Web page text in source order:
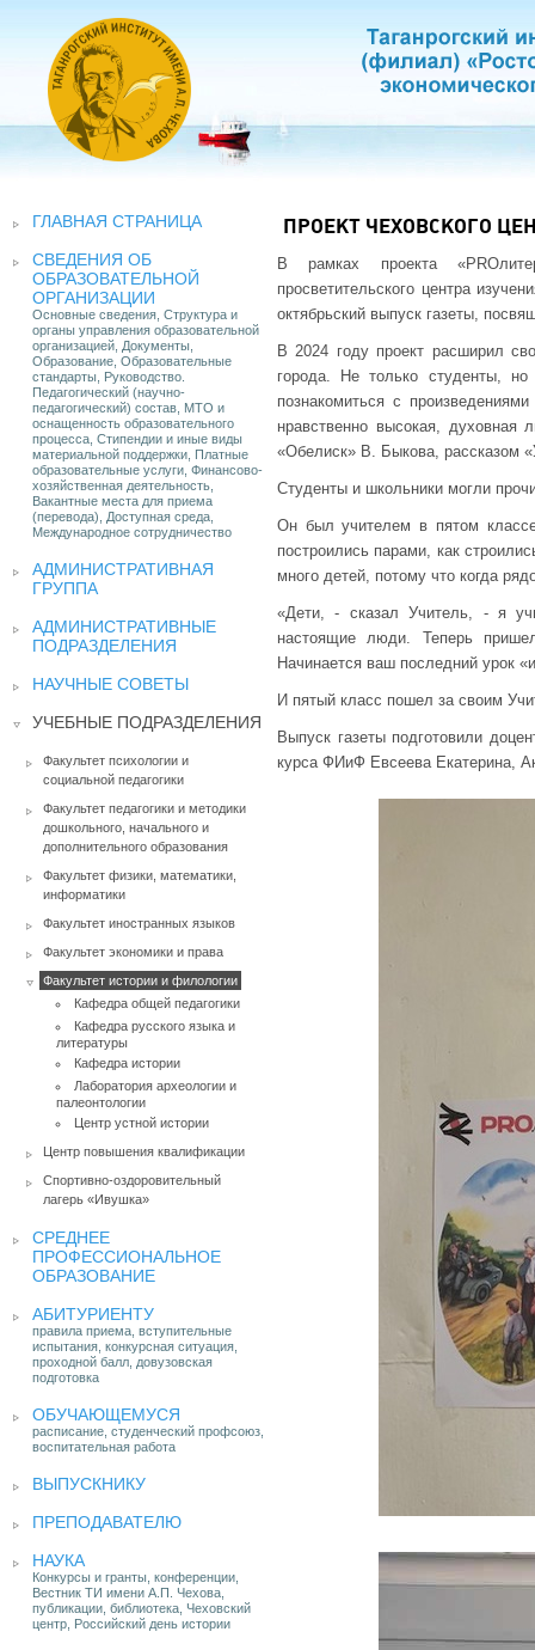
ГЛАВНАЯ СТРАНИЦА
СВЕДЕНИЯ ОБ
ОБРАЗОВАТЕЛЬНОЙ
ОРГАНИЗАЦИИ
Основные сведения, Структура и
органы управления образовательной
организацией, Документы,
Образование, Образовательные
стандарты, Руководство.
Педагогический (научно-
педагогический) состав, МТО и
оснащенность образовательного
процесса, Стипендии и иные виды
материальной поддержки, Платные
образовательные услуги, Финансово-
хозяйственная деятельность,
Вакантные места для приема
(перевода), Доступная среда,
Международное сотрудничество
АДМИНИСТРАТИВНАЯ
ГРУППА
АДМИНИСТРАТИВНЫЕ
ПОДРАЗДЕЛЕНИЯ
НАУЧНЫЕ СОВЕТЫ
УЧЕБНЫЕ ПОДРАЗДЕЛЕНИЯ
Факультет психологии и
социальной педагогики
Факультет педагогики и методики
дошкольного, начального и
дополнительного образования
Факультет физики, математики,
информатики
Факультет иностранных языков
Факультет экономики и права
Факультет истории и филологии
Кафедра общей педагогики
Кафедра русского языка и
литературы
Кафедра истории
Лаборатория археологии и
палеонтологии
Центр устной истории
Центр повышения квалификации
Спортивно-оздоровительный
лагерь «Ивушка»
СРЕДНЕЕ
ПРОФЕССИОНАЛЬНОЕ
ОБРАЗОВАНИЕ
АБИТУРИЕНТУ
правила приема, вступительные
испытания, конкурсная ситуация,
проходной балл, довузовская
подготовка
ОБУЧАЮЩЕМУСЯ
расписание, студенческий профсоюз,
воспитательная работа
ВЫПУСКНИКУ
ПРЕПОДАВАТЕЛЮ
НАУКА
Конкурсы и гранты, конференции,
Вестник ТИ имени А.П. Чехова,
публикации, библиотека, Чеховский
центр, Российский день истории
ПРОЕКТ ЧЕХОВСКОГО
В рамках проекта
просветительского центра
октябрьский выпуск газеты,
В 2024 году проект расширил
города. Не только
познакомиться с
нравственно высокая, духовная
«Обелиск» В. Быкова, рассказом
Студенты и школьники могли
Он был учителем в пятом
построились парами, как
много детей, потому что когда
«Дети, - сказал Учитель, - я
настоящие люди. Теперь
Начинается ваш последний урок
И пятый класс пошел за своим
Выпуск газеты подготовили
курса ФИиФ Евсеева Екатерина,